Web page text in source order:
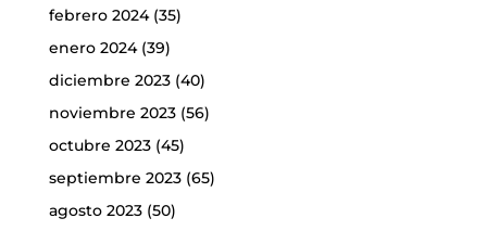
febrero 2024(35)
enero 2024(39)
diciembre 2023(40)
noviembre 2023(56)
octubre 2023(45)
septiembre 2023(65)
agosto 2023(50)